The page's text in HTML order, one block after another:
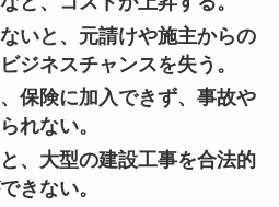
いと、元請けや施主からの
ジネスチャンスを失う。
保険に加入できず、事故や
れない。
、大型の建設工事を合法的
きない。